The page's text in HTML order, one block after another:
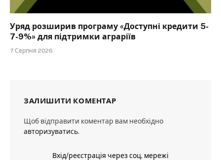
Уряд розширив програму «Доступні кредити 5-
7-9%» для підтримки аграріїв
7 Серпня 2026
ЗАЛИШИТИ КОМЕНТАР
Щоб відправити коментар вам необхідно
авторизуватись.
Вхід/реєстрація через соц. мережі